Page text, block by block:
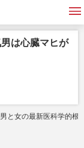
open
は心臓マヒが
男と女の最新医科学的根